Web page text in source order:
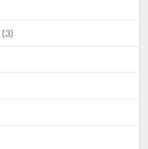
(3)